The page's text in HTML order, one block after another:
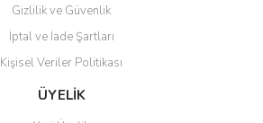
Gizlilik ve Güvenlik
İptal ve İade Şartları
Kişisel Veriler Politikası
ÜYELİK